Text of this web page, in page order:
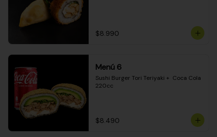
$8.990
Menú 6
Sushi Burger Tori Teriyaki +  Coca Cola
220cc
$8.490